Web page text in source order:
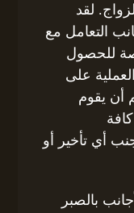
لقد
التعامل مع
للحصول
على
أن يقوم
أي تأخير أو
بالصبر